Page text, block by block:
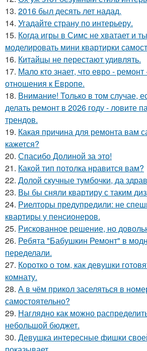
13. 2016 был десять лет надад.
14. Угадайте страну по интерьеру.
15. Когда игры в Симс не хватает и
моделировать мини квартирки
16. Китайцы не перестают удивлять.
17. Мало кто знает, что евро -
отношения к Европе.
18. Внимание! Только в том случае,
делать ремонт в 2026 году - ловите
трендов.
19. Какая причина для ремонта вам
кажется?
20. Спасибо Долиной за это!
21. Какой тип потолка нравится вам?
22. Долой скучные тумбочки, да
23. Вы бы сняли квартиру с таким
24. Риелторы предупредили: не
квартиры у пенсионеров.
25. Рискованное решение, но
26. Ребята "Бабушкин Ремонт" в
переделали.
27. Коротко о том, как девушки
комнату.
28. А в чём прикол заселяться в
самостоятельно?
29. Наглядно как можно
небольшой бюджет.
30. Девушка интересные фишки